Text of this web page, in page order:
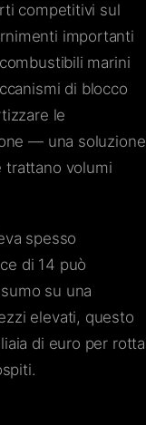
competitivi sul
importanti
marini
di blocco
le
— una soluzione
trattano volumi
spesso
di 14 può
su una
elevati, questo
di euro per rotta